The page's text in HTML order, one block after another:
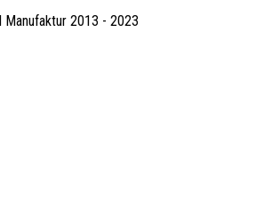
2013 - 2023